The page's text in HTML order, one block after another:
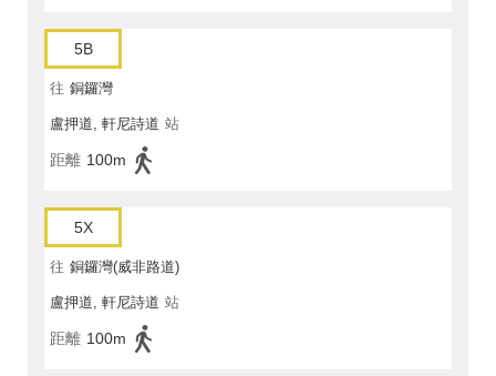
5B
往 銅鑼灣
盧押道, 軒尼詩道 站
距離 100m
5X
往 銅鑼灣(威非路道)
盧押道, 軒尼詩道 站
距離 100m